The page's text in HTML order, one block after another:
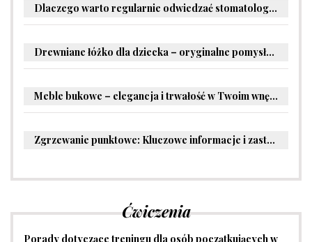
Dlaczego warto regularnie odwiedzać stomatologa?
Drewniane łóżko dla dziecka – oryginalne pomysły na aranżację pokoju malucha
Meble bukowe – elegancja i trwałość w Twoim wnętrzu
Zgrzewanie punktowe: Kluczowe informacje i zastosowania w przemyśle
Ćwiczenia
Porady dotyczące treningu dla osób początkujących w